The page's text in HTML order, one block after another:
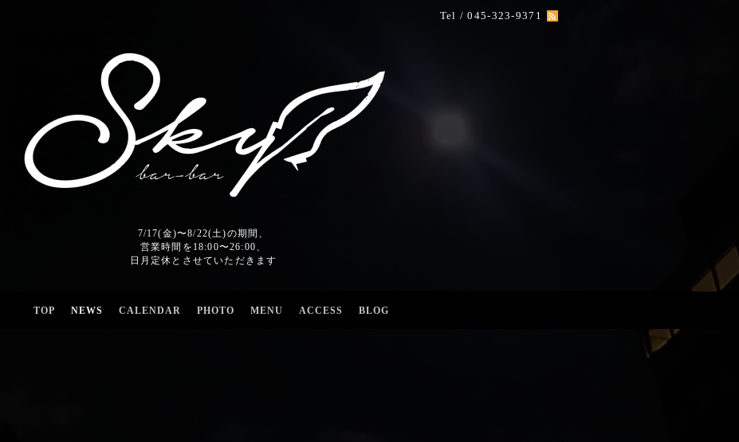
Tel / 045-323-9371
7/17(金)〜8/22(土)の期間、
営業時間を18:00〜26:00、
日月定休とさせていただきます
TOP NEWS CALENDAR PHOTO MENU ACCESS BLOG